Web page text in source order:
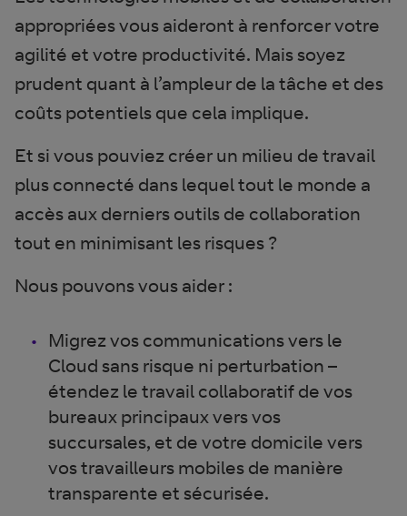
appropriées vous aideront à renforcer votre
agilité et votre productivité. Mais soyez
prudent quant à l’ampleur de la tâche et des
coûts potentiels que cela implique.
Et si vous pouviez créer un milieu de travail
plus connecté dans lequel tout le monde a
accès aux derniers outils de collaboration
tout en minimisant les risques ?
Nous pouvons vous aider :
Migrez vos communications vers le
Cloud sans risque ni perturbation –
étendez le travail collaboratif de vos
bureaux principaux vers vos
succursales, et de votre domicile vers
vos travailleurs mobiles de manière
transparente et sécurisée.